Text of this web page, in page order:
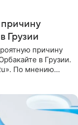
Грузии
причину
в Грузии.
По мнению